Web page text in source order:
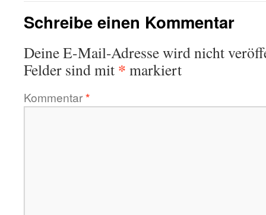
Schreibe einen Kommentar
Deine E-Mail-Adresse wird nicht
Felder sind mit * markiert
Kommentar*